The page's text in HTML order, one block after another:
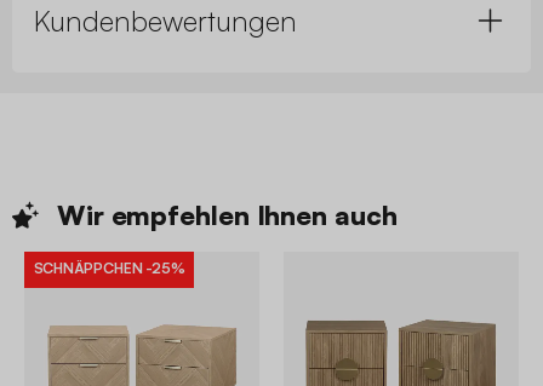
Kundenbewertungen
Wir empfehlen Ihnen auch
SCHNÄPPCHEN -25%